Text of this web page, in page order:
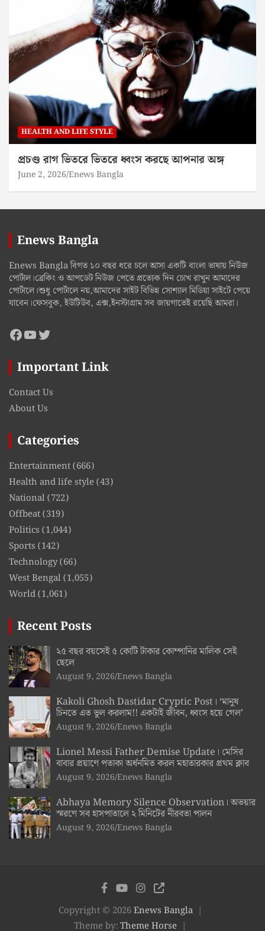
HEALTH AND LIFE STYLE
প্রচণ্ড রাগ ভিতরে ভিতরে ধ্বংস করছে আপনার অঙ্গ
June 2, 2026 Enews Bangla
Enews Bangla
Enews Bangla বিগত ১০ বছর ধরে চলে আসা একটি বাংলা ভাষায় নিউজ
পোর্টাল।ব্রেকিং ও আপডেট নিউজ পেতে প্রত্যেক দিন চোখ রাখুন আমাদের
পোর্টালে।শুধু পোর্টালে নয়,আমাদের সাইট বিভিন্ন সোশ্যাল মিডিয়া সাইটে পেয়ে
যাবেন।ফেসবুক, ইউটিউব, এক্স,ইনস্টাগ্রাম সব জায়গাতেই রয়েছি আমরা।
Facebook
YouTube
Twitter
Important Link
Contact Us
About Us
Categories
Entertainment(666)
Health and life style(43)
National(722)
Offbeat(319)
Politics (1,044)
Sports (142)
Technology(66)
West Bengal(1,055)
World(1,061)
Recent Posts
২৫ বছর বয়সেই ৫ কোটি টাকার কোম্পানির মালিক সেই
ছেলে
August 9, 2026 Enews Bangla
Kakoli Ghosh Dastidar Cryptic Post। ‘মানুষ
চিনতে এত ভুল করলাম!! একটাই জীবন, ধ্বংস হয়ে গেল’
August 9, 2026 Enews Bangla
Lionel Messi Father Demise Update। মেসির
বাবার প্রয়াণে পতাকা অর্ধনমিত করল মহাতারকার প্রথম ক্লাব
August 9, 2026 Enews Bangla
Abhaya Memory Silence Observation। অভয়ার
স্মরণে সব হাসপাতালে ২ মিনিটের নীরবতা পালন
August 9, 2026 Enews Bangla
Copyright © 2026Enews Bangla
Theme by:Theme Horse